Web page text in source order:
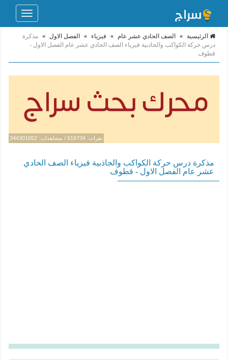
Toggle
الرئيسية » الصف الحادي عشر عام » فيزياء » الفصل الاول » مذكرة
درس حركة الكواكب والجاذبية فيزياء الصف الحادي عشر عام الفصل الاول -
قطوف
نقرات: 616734 / مشاهدات: 344301652
مذكرة درس حركة الكواكب والجاذبية فيزياء الصف الحادي
عشر عام الفصل الاول - قطوف